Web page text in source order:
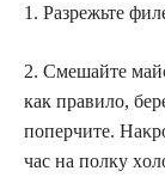
1. Разрежьте
2. Смешайте
как правило,
поперчите.
час на полку